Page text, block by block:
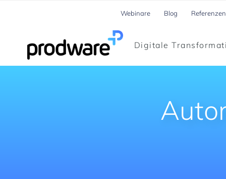
Webinare Blog Referenzen
Digitale